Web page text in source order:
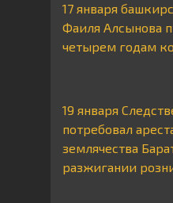
17 января
Фаиля Алсынова
четырем годам
19 января
потребовал
землячества
разжигании